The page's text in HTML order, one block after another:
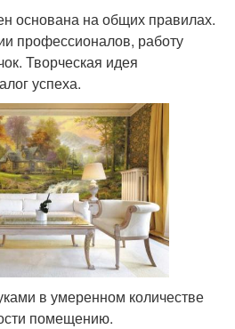
основана на общих правилах.
профессионалов, работу
Творческая идея
успеха.
в умеренном количестве
помещению.